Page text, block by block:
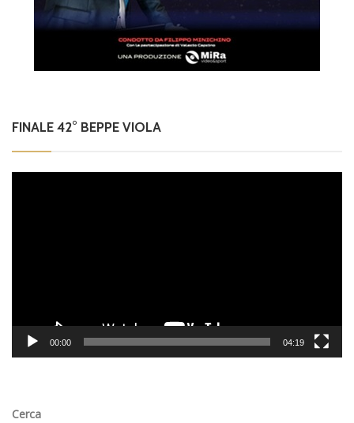
FINALE 42° BEPPE VIOLA
00:00 04:19
Cerca